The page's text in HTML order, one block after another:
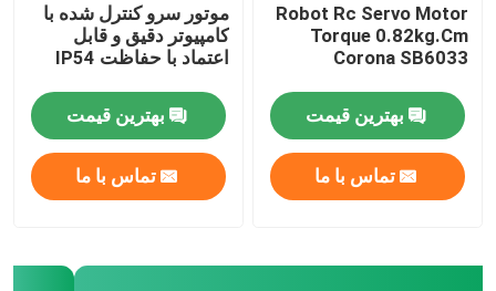
Robot Rc Servo Motor
Torque 0.82kg.Cm
Corona SB6033
بهترین قیمت
تماس با ما
موتور سرو کنترل شده با
کامپیوتر دقیق و قابل
اعتماد با حفاظت IP54
بهترین قیمت
تماس با ما